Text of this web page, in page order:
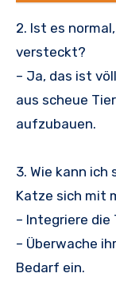
2. Ist es
versteckt?
– Ja, das ist
aus scheue
aufzubauen.
3. Wie kann
Katze sich mit
– Integriere die
– Überwache
Bedarf ein.